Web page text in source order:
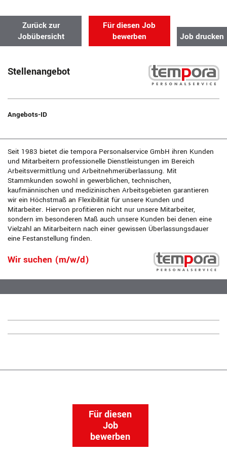
Zurück zur
Jobübersicht
Für diesen Job
bewerben
Job drucken
Stellenangebot
Angebots-ID
Seit 1983 bietet die tempora Personalservice GmbH ihren Kunden
und Mitarbeitern professionelle Dienstleistungen im Bereich
Arbeitsvermittlung und Arbeitnehmerüberlassung. Mit
Stammkunden sowohl in gewerblichen, technischen,
kaufmännischen und medizinischen Arbeitsgebieten garantieren
wir ein Höchstmaß an Flexibilität für unsere Kunden und
Mitarbeiter. Hiervon profitieren nicht nur unsere Mitarbeiter,
sondern im besonderen Maß auch unsere Kunden bei denen eine
Vielzahl an Mitarbeitern nach einer gewissen Überlassungsdauer
eine Festanstellung finden.
Wir suchen (m/w/d)
Für diesen
Job
bewerben